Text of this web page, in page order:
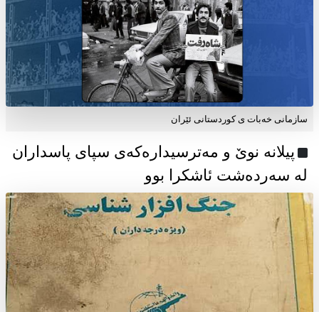
سازمانی خەبات ی كوردستانی ئێران
پیلانە نوێ و مەترسیدارەکەی سپای پاسداران
لە سەردەشت ئاشکرا بوو